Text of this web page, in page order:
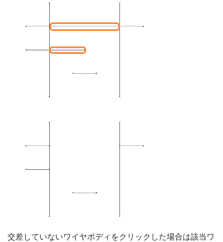
交差していないワイヤボディをクリックした場合は該当ワ